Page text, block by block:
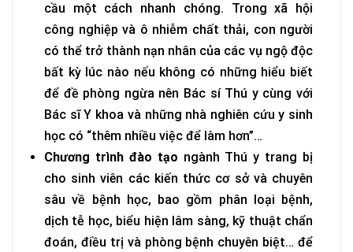
cầu một cách nhanh chóng. Trong xã hội
công nghiệp và ô nhiễm chất thải, con người
có thể trở thành nạn nhân của các vụ ngộ độc
bất kỳ lúc nào nếu không có những hiểu biết
để đề phòng ngừa nên Bác sí Thú y cùng với
Bác sĩ Y khoa và những nhà nghiên cứu y sinh
học có “thêm nhiều việc để làm hơn”…
Chương trình đào tạo ngành Thú y trang bị
cho sinh viên các kiến thức cơ sở và chuyên
sâu về bệnh học, bao gồm phân loại bệnh,
dịch tễ học, biểu hiện lâm sàng, kỹ thuật chẩn
đoán, điều trị và phòng bệnh chuyên biệt… để